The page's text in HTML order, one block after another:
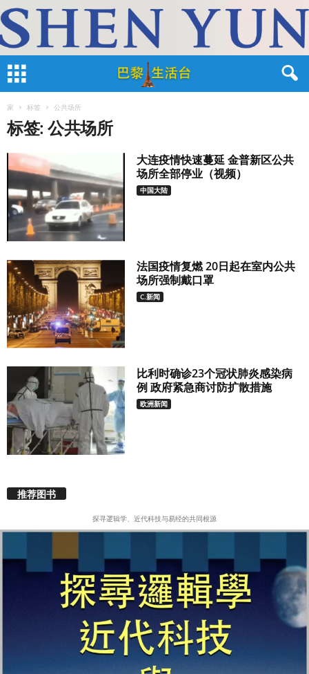
家 标签 公共场所
标签: 公共场所
大连疫情快速蔓延 金普新区公共
场所全部停业（视频）
中国大陆
法国疫情复燃 20日起在室内公共
场所强制戴口罩
C.新闻
比利时确诊23个冠状肺炎感染病
例 政府紧急商讨防扩散措施
欧洲新闻
推荐图书
探寻逻辑学、近代科技与易经的共同根源